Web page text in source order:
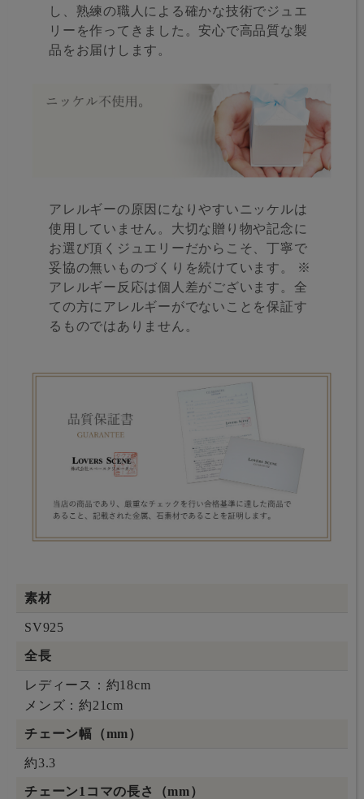
し、熟練の職人による確かな技術でジュエ
リーを作ってきました。安心で高品質な製
品をお届けします。
アレルギーの原因になりやすいニッケルは
使用していません。大切な贈り物や記念に
お選び頂くジュエリーだからこそ、丁寧で
妥協の無いものづくりを続けています。 ※
アレルギー反応は個人差がございます。全
ての方にアレルギーがでないことを保証す
るものではありません。
素材
SV925
全長
レディース：約18cm
メンズ：約21cm
チェーン幅（mm）
約3.3
チェーン1コマの長さ（mm）